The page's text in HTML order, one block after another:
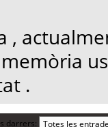
,
.
darrers: